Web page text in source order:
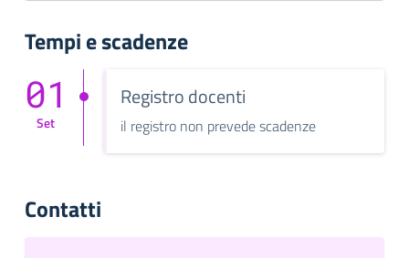
Tempi e scadenze
01
Set
Registro docenti
il registro non prevede scadenze
Contatti